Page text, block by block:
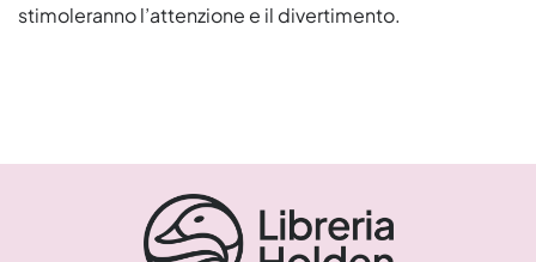
stimoleranno l’attenzione e il divertimento.